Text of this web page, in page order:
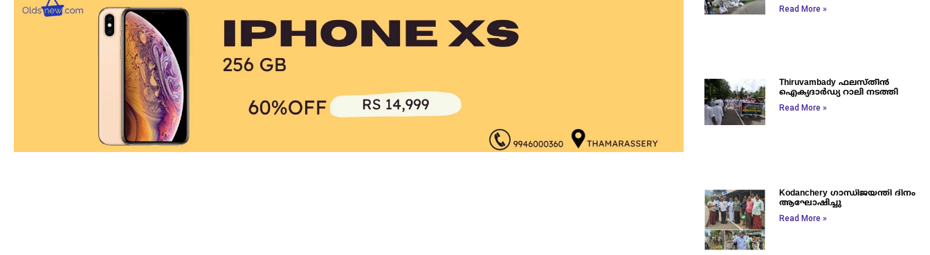
Read More »
Thiruvambady ഫലസ്തീൻ
ഐക്യദാർഡ്യ റാലി നടത്തി
Read More »
Kodanchery ഗാന്ധിജയന്തി ദിനം
ആഘോഷിച്ചു
Read More »